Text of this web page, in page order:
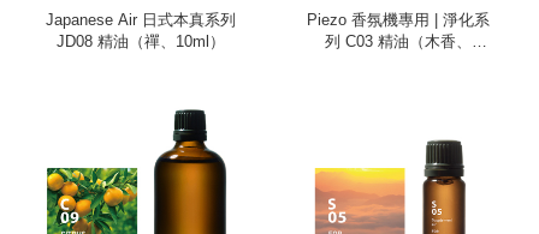
Japanese Air 日式本真系列
JD08 精油（禪、10ml）
Piezo 香氛機專用 | 淨化系
列 C03 精油（木香、